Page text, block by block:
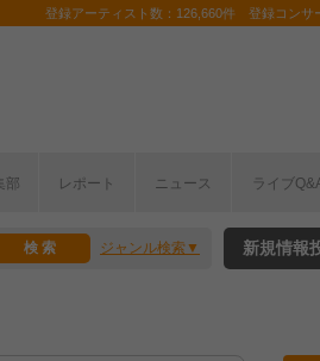
登録アーティスト数：126,660件 登録コン
部 レポート ニュース ライブ
ジャンル検索 新規情報